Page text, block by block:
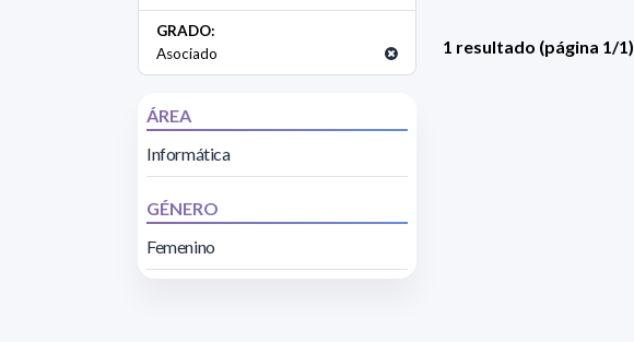
GRADO:
Asociado
ÁREA
Informática
GÉNERO
Femenino
1 resultado (página 1/1)